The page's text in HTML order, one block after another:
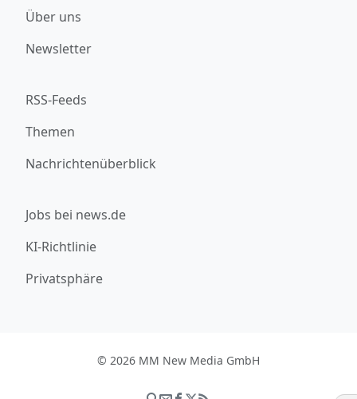
Über uns
Newsletter
RSS-Feeds
Themen
Nachrichtenüberblick
Jobs bei news.de
KI-Richtlinie
Privatsphäre
© 2026 MM New Media GmbH